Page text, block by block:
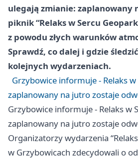
ulegają zmianie: zaplanowany
piknik “Relaks w Sercu
z powodu złych warunków
Sprawdź, co dalej i gdzie
kolejnych wydarzeniach.
Grzybowice informuje - Relaks
zaplanowany na jutro zostaje
Grzybowice informuje - Relaks w
zaplanowany na jutro zostaje
Organizatorzy wydarzenia
w Grzybowicach zdecydowali o